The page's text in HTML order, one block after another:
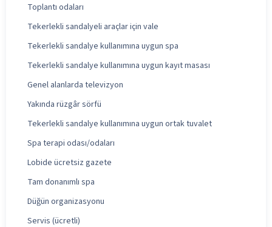
Toplantı odaları
Tekerlekli sandalyeli araçlar için vale
Tekerlekli sandalye kullanımına uygun spa
Tekerlekli sandalye kullanımına uygun kayıt masası
Genel alanlarda televizyon
Yakında rüzgâr sörfü
Tekerlekli sandalye kullanımına uygun ortak tuvalet
Spa terapi odası/odaları
Lobide ücretsiz gazete
Tam donanımlı spa
Düğün organizasyonu
Servis (ücretli)